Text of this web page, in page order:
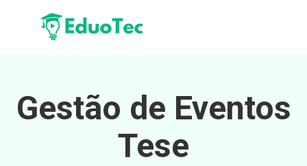
Gestão de Eventos
Tese